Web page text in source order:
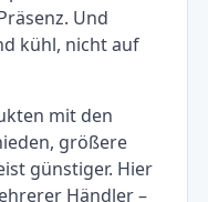
Und
kühl, nicht auf
mit den
größere
günstiger. Hier
Händler –